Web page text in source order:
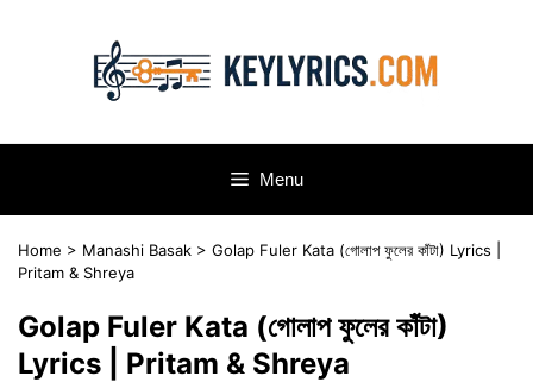
Menu
Home > Manashi Basak > Golap Fuler Kata (গোলাপ ফুলের কাঁটা) Lyrics |
Pritam & Shreya
Golap Fuler Kata (গোলাপ ফুলের কাঁটা)
Lyrics | Pritam & Shreya